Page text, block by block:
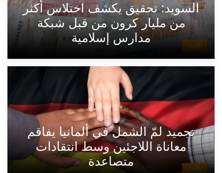
الأخبار
السويد: تحقيق يكشف اختلاس أكثر
من مليار كرون من قبل شبكة
مدارس إسلامية
الأخبار
تجميد لمّ الشمل في ألمانيا يفاقم
معاناة اللاجئين وسط انتقادات
متصاعدة